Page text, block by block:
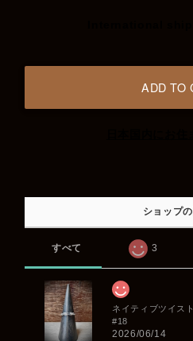
ADD TO
ショップ
すべて 3
ネイティブツイス
#18
2026/06/14